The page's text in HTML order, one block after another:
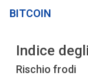
BITCOIN
Indice
Rischio frodi